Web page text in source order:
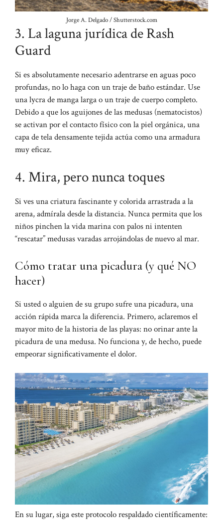
Jorge A. Delgado / Shutterstock.com
3. La laguna jurídica de Rash
Guard
Si es absolutamente necesario adentrarse en aguas poco
profundas, no lo haga con un traje de baño estándar. Use
una lycra de manga larga o un traje de cuerpo completo.
Debido a que los aguijones de las medusas (nematocistos)
se activan por el contacto físico con la piel orgánica, una
capa de tela densamente tejida actúa como una armadura
muy eficaz.
4. Mira, pero nunca toques
Si ves una criatura fascinante y colorida arrastrada a la
arena, admírala desde la distancia. Nunca permita que los
niños pinchen la vida marina con palos ni intenten
“rescatar” medusas varadas arrojándolas de nuevo al mar.
Cómo tratar una picadura (y qué NO
hacer)
Si usted o alguien de su grupo sufre una picadura, una
acción rápida marca la diferencia. Primero, aclaremos el
mayor mito de la historia de las playas: no orinar ante la
picadura de una medusa. No funciona y, de hecho, puede
empeorar significativamente el dolor.
En su lugar, siga este protocolo respaldado científicamente: